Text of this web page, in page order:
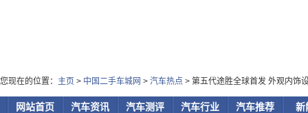
您现在的位置： 主页 > 中国二手车城网 > 汽车热点 > 第五代途胜全球首发 外观内饰
网站首页 汽车资讯 汽车测评 汽车行业 汽车推荐 新